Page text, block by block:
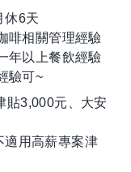
休6天
啡相關管理經驗
年以上餐飲經驗
驗可~
貼3,000元、大安
用高薪專案津